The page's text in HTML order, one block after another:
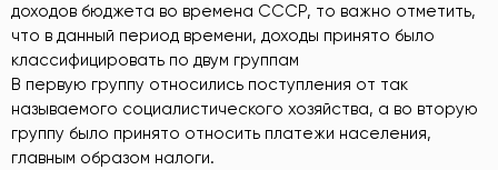
доходов бюджета во времена СССР, то важно отметить,
что в данный период времени, доходы принято было
классифицировать по двум группам
В первую группу относились поступления от так
называемого социалистического хозяйства, а во вторую
группу было принято относить платежи населения,
главным образом налоги.